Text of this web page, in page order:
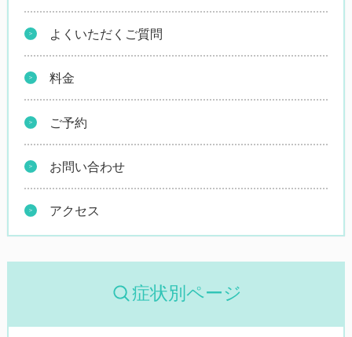
よくいただくご質問
料金
ご予約
お問い合わせ
アクセス
症状別ページ